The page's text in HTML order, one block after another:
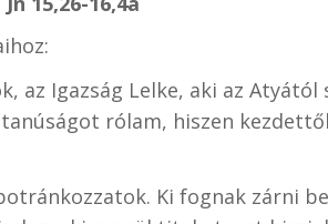
az Igazság Lelke, aki az Atyától
rólam, hiszen
Ki fognak zárni